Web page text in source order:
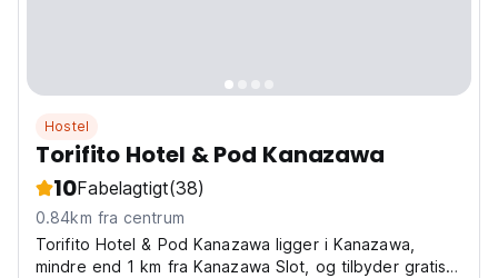
Hostel
Torifito Hotel & Pod Kanazawa
10Fabelagtigt(38)
0.84km fra centrum
Torifito Hotel & Pod Kanazawa ligger i Kanazawa,
mindre end 1 km fra Kanazawa Slot, og tilbyder gratis